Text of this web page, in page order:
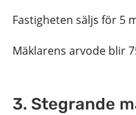
Fastigheten säljs för 5
Mäklarens arvode blir
3. Stegrande